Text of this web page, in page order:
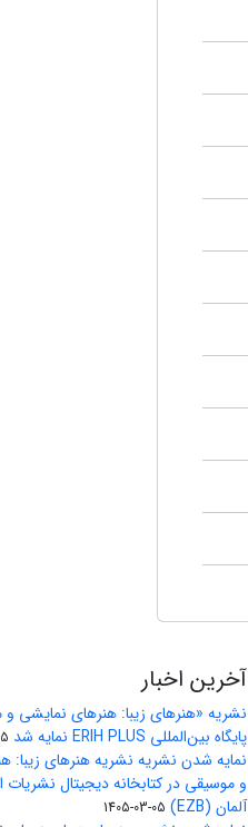
آخرین اخبار
نشریه «هنرهای زیبا: هنرهای نمایشی
پایگاه بین‌المللی ERIH PLUS نمایه شد
نمایه شدن نشریه نشریه هنرهای زیبا:
و موسیقی در کتابخانه دیجیتال نشریات
آلمان (EZB)
1405-03-05